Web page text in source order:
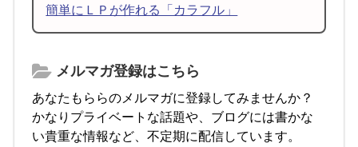
簡単にＬＰが作れる「カラフル」
メルマガ登録はこちら
あなたもららのメルマガに登録してみませんか？
かなりプライベートな話題や、ブログには書かな
い貴重な情報など、不定期に配信しています。